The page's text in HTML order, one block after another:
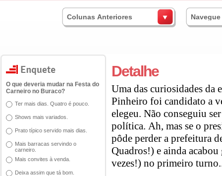
Colunas Anteriores
O que deveria mudar na Festa do
Carneiro no Buraco?
Ter mais dias. Quatro é pouco.
Shows mais variados.
Prato típico servido mais dias.
Mais barracas servindo o
carneiro.
Mais convites à venda.
Deixa assim que tá bom.
Detalhe
Uma das curiosidades da
Pinheiro foi candidato a
elegeu. Não conseguiu
política. Ah, mas se o
pôde perder a prefeitura
Quadros!) e ainda
vezes!) no primeiro